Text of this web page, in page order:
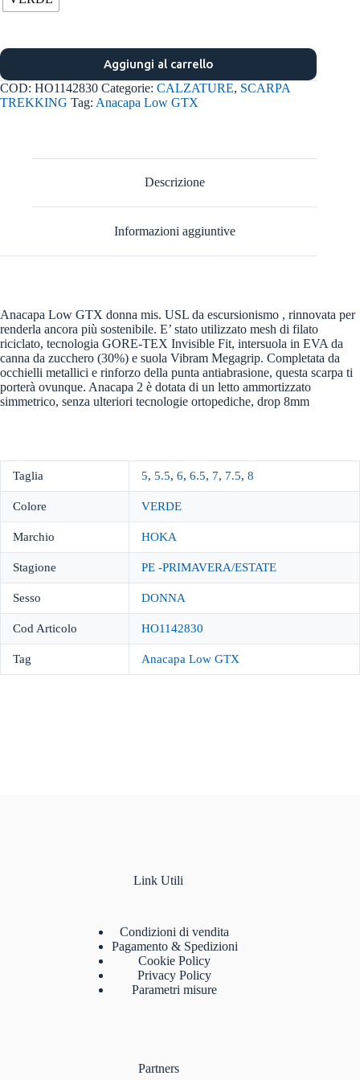
Aggiungi al carrello
COD: HO1142830 Categorie: CALZATURE, SCARPA
TREKKING Tag: Anacapa Low GTX
Descrizione
Informazioni aggiuntive
Anacapa Low GTX donna mis. USL da escursionismo , rinnovata per
renderla ancora più sostenibile. E’ stato utilizzato mesh di filato
riciclato, tecnologia GORE-TEX Invisible Fit, intersuola in EVA da
canna da zucchero (30%) e suola Vibram Megagrip. Completata da
occhielli metallici e rinforzo della punta antiabrasione, questa scarpa ti
porterà ovunque. Anacapa 2 è dotata di un letto ammortizzato
simmetrico, senza ulteriori tecnologie ortopediche, drop 8mm
Taglia 5, 5.5, 6, 6.5, 7, 7.5, 8
Colore VERDE
Marchio HOKA
Stagione PE -PRIMAVERA/ESTATE
Sesso DONNA
Cod Articolo HO1142830
Tag Anacapa Low GTX
Link Utili
Condizioni di vendita
Pagamento & Spedizioni
Cookie Policy
Privacy Policy
Parametri misure
Partners